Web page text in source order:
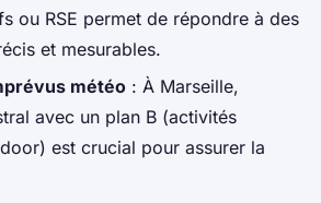
ou RSE permet de répondre à des
et mesurables.
météo : À Marseille,
avec un plan B (activités
est crucial pour assurer la